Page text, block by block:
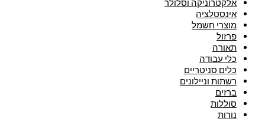
אלקטרוניקה וסלולר
אינסטלציה
מוצרי חשמל
פרזול
תאורה
כלי עבודה
כלים סניטריים
רשתות וניילונים
ברזים
סוללות
נורות